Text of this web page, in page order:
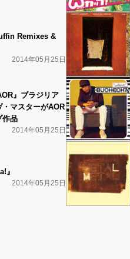
Remixes &
2014年05月25日
』ブラジリア
マスターがAOR
作品
2014年05月25日
』
2014年05月25日